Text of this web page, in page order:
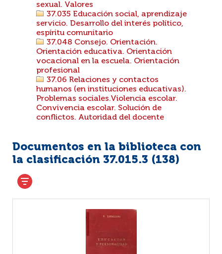
sexual. Valores
37.035 Educación social, aprendizaje
servicio. Desarrollo del interés político,
espíritu comunitario
37.048 Consejo. Orientación.
Orientación educativa. Orientación
vocacional en la escuela. Orientación
profesional
37.06 Relaciones y contactos
humanos (en instituciones educativas).
Problemas sociales.Violencia escolar.
Convivencia escolar. Solución de
conflictos. Autoridad del docente
Documentos en la biblioteca con
la clasificación 37.015.3 (138)